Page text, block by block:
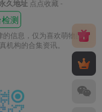
永久地址 点点收藏 -
信息，仅为喜欢萌物的小
机构的合集资讯。